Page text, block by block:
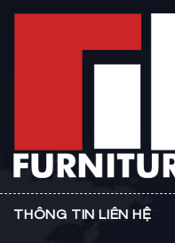
THÔNG TIN LIÊN HỆ